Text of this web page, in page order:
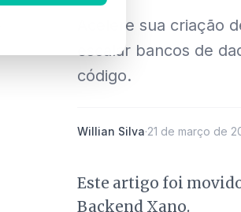
Acelere sua criação
escalar bancos de
código.
Willian Silva·21 de março de
Este artigo foi
Backend Xano.